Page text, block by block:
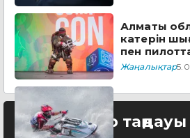
Алматы
катерін
пен
ашылады
Жаңалықтар
Редактор таңдауы